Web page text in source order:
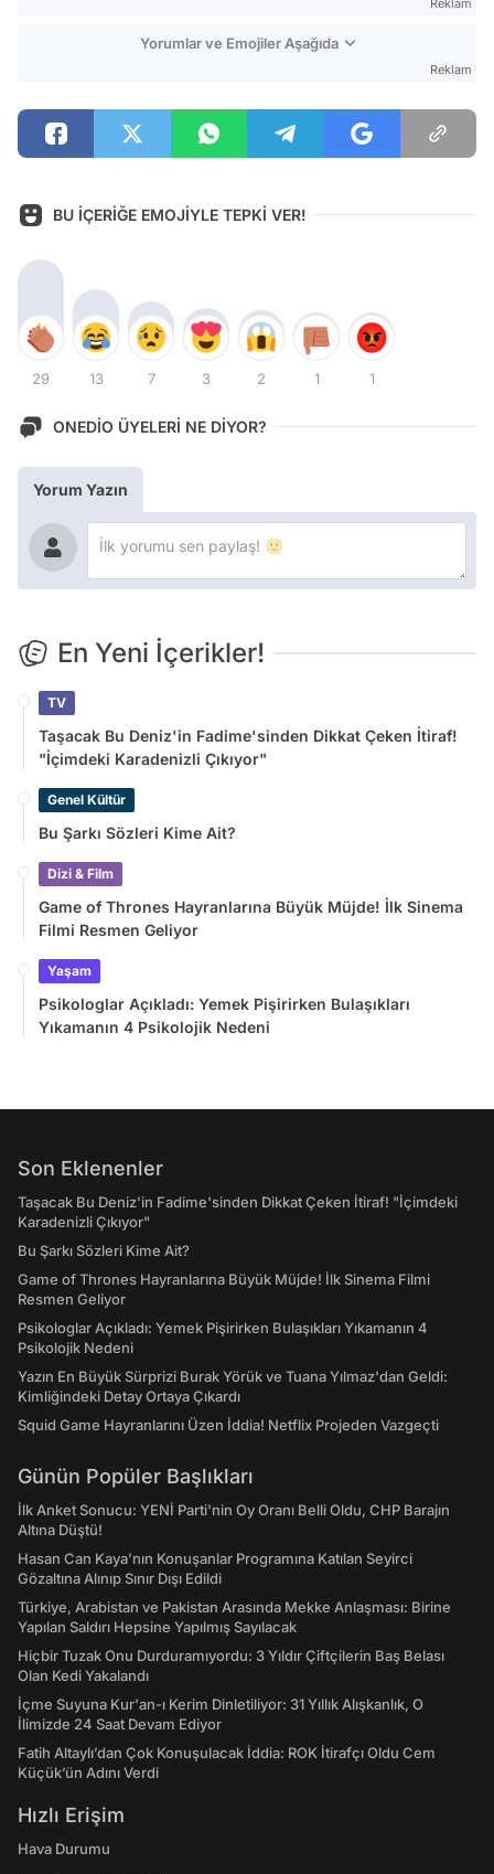
Yorumlar ve Emojiler Aşağıda
Reklam
BU İÇERİĞE EMOJİYLE TEPKİ VER!
29 13 7 3 2 1 1
ONEDİO ÜYELERİ NE DİYOR?
Yorum Yazın
En Yeni İçerikler!
TV
Taşacak Bu Deniz'in Fadime'sinden Dikkat Çeken İtiraf!
"İçimdeki Karadenizli Çıkıyor"
Genel Kültür
Bu Şarkı Sözleri Kime Ait?
Dizi & Film
Game of Thrones Hayranlarına Büyük Müjde! İlk Sinema
Filmi Resmen Geliyor
Yaşam
Psikologlar Açıkladı: Yemek Pişirirken Bulaşıkları
Yıkamanın 4 Psikolojik Nedeni
Son Eklenenler
Taşacak Bu Deniz'in Fadime'sinden Dikkat Çeken İtiraf! "İçimdeki
Karadenizli Çıkıyor"
Bu Şarkı Sözleri Kime Ait?
Game of Thrones Hayranlarına Büyük Müjde! İlk Sinema Filmi
Resmen Geliyor
Psikologlar Açıkladı: Yemek Pişirirken Bulaşıkları Yıkamanın 4
Psikolojik Nedeni
Yazın En Büyük Sürprizi Burak Yörük ve Tuana Yılmaz'dan Geldi:
Kimliğindeki Detay Ortaya Çıkardı
Squid Game Hayranlarını Üzen İddia! Netflix Projeden Vazgeçti
Günün Popüler Başlıkları
İlk Anket Sonucu: YENİ Parti'nin Oy Oranı Belli Oldu, CHP Barajın
Altına Düştü!
Hasan Can Kaya’nın Konuşanlar Programına Katılan Seyirci
Gözaltına Alınıp Sınır Dışı Edildi
Türkiye, Arabistan ve Pakistan Arasında Mekke Anlaşması: Birine
Yapılan Saldırı Hepsine Yapılmış Sayılacak
Hiçbir Tuzak Onu Durduramıyordu: 3 Yıldır Çiftçilerin Baş Belası
Olan Kedi Yakalandı
İçme Suyuna Kur'an-ı Kerim Dinletiliyor: 31 Yıllık Alışkanlık, O
İlimizde 24 Saat Devam Ediyor
Fatih Altaylı’dan Çok Konuşulacak İddia: ROK İtirafçı Oldu Cem
Küçük’ün Adını Verdi
Hızlı Erişim
Hava Durumu